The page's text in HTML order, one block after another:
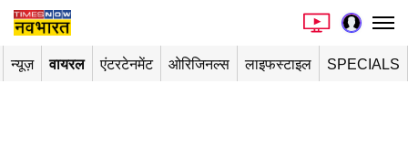
न्यूज़ वायरल एंटरटेनमेंट ओरिजिनल्स लाइफस्टाइल SPECIALS